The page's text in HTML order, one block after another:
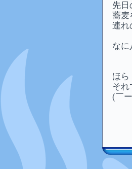
先日
蕎麦
連
なに
ほ
それ
(￣